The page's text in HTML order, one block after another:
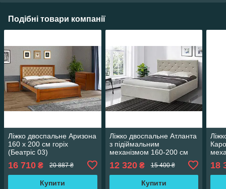
Подібні товари компанії
Ліжко двоспальне Аризона
160 х 200 см горіх
(Беатріс 03)
16 710 ₴ 20 887 ₴
Купити
Ліжко двоспальне Атланта
з підіймальним
механізмом 160-200 см
12 320₴ 15 400 ₴
Купити
18